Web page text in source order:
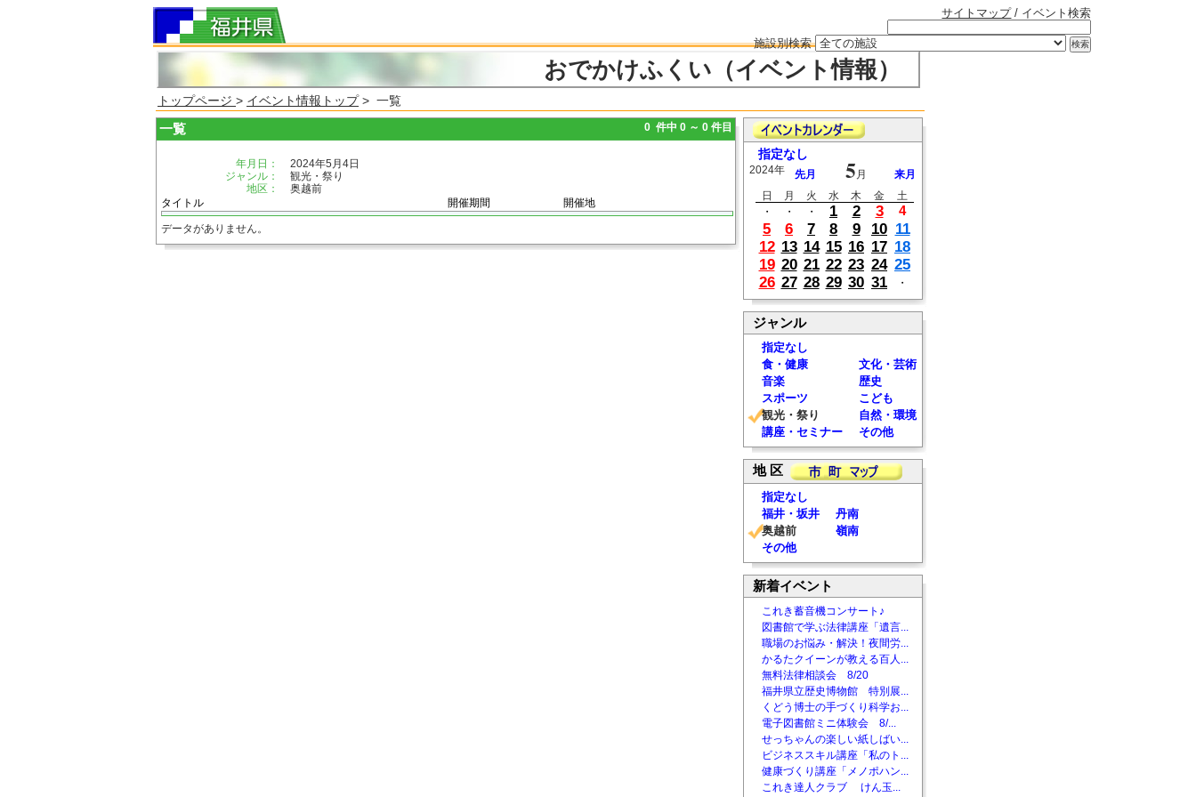
サイトマップ/ イベント検索
施設別検索
おでかけふくい（イベント情報）
トップページ > イベント情報トップ> 一覧
一覧 0 件中 0 ～ 0 件目
年月日：
2024年5月4日
ジャンル：
観光・祭り
地区：
奥越前
タイトル
開催期間 開催地
データがありません。
指定なし
2024年 先月 5 月
来月
日
月 火 水 木 金
土
・
・ ・ 1 2 3 4
5 6 7 8 9 10 11
12 13 14 15 16 17 18
19 20 21 22 23 24 25
26 27 28 29 30 31 ・
ジャンル
指定なし
食・健康
文化・芸術
音楽
歴史
スポーツ
こども
観光・祭り
自然・環境
講座・セミナー
その他
地 区
指定なし
福井・坂井
丹南
奥越前
嶺南
その他
新着イベント
これき蓄音機コンサート♪
図書館で学ぶ法律講座「遺言...
職場のお悩み・解決！夜間労...
かるたクイーンが教える百人...
無料法律相談会 8/20
福井県立歴史博物館 特別展...
くどう博士の手づくり科学お...
電子図書館ミニ体験会 8/...
せっちゃんの楽しい紙しばい...
ビジネススキル講座「私のト...
健康づくり講座「メノポハン...
これき達人クラブ けん玉...